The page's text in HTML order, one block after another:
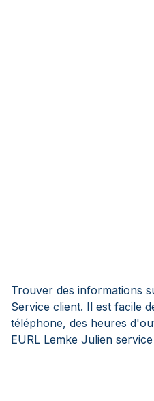
Trouver des informations
Service client. Il est facile
téléphone, des heures
EURL Lemke Julien